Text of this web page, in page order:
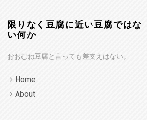
限りなく豆腐に近い豆腐ではな
い何か
おおむね豆腐と言っても差支えはない。
Home
About